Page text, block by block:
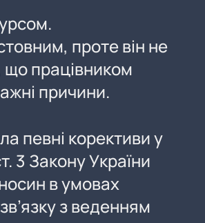
проте він не
працівником
причини.
певні корективи у
3 Закону України
в умовах
з веденням